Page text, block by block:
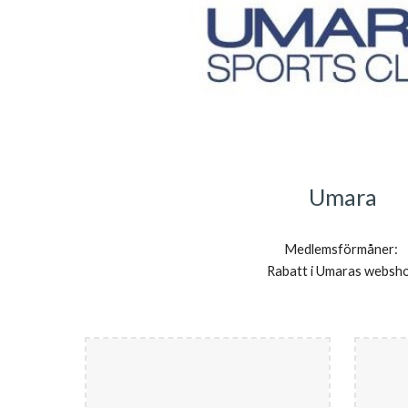
Umara
Medlemsförmåner:
Rabatt i Umaras